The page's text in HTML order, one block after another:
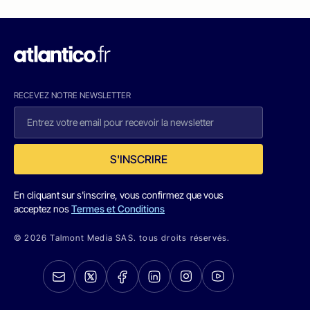
RECEVEZ NOTRE NEWSLETTER
S'INSCRIRE
En cliquant sur s'inscrire, vous confirmez que vous
acceptez nosTermes et Conditions
© 2026 Talmont Media SAS. tous droits réservés.